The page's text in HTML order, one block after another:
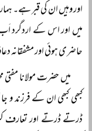
اور وہیں ان کی قبر ہے۔
میں اور اس کے اردگرد
حاضری ہوئی اور مشفقانہ
میں حضرت مولانا مفتی
کبھی کبھی ان کے فرزند و
ڈرتے ڈرتے اور تعارف